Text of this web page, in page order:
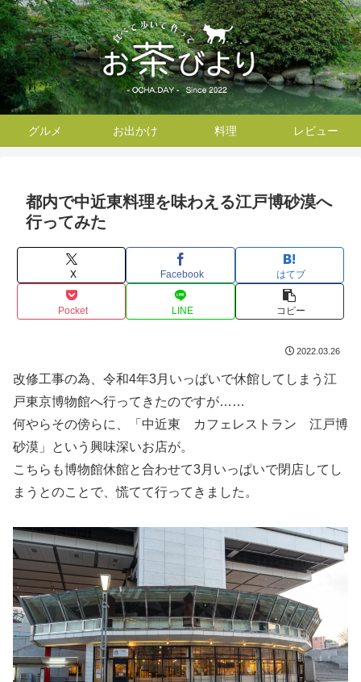
グルメ お出かけ 料理 レビュー
都内で中近東料理を味わえる江戸博砂漠へ
行ってみた
X Facebook はてブ
Pocket LINE コピー
2022.03.26
改修工事の為、令和4年3月いっぱいで休館してしまう江
戸東京博物館へ行ってきたのですが……
何やらその傍らに、「中近東 カフェレストラン 江戸博
砂漠」という興味深いお店が。
こちらも博物館休館と合わせて3月いっぱいで閉店してし
まうとのことで、慌てて行ってきました。